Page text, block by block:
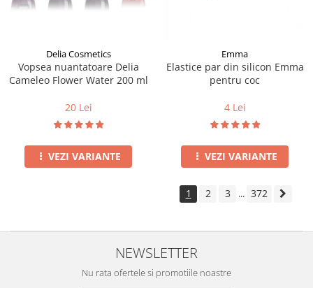
Delia Cosmetics
Vopsea nuantatoare Delia
Cameleo Flower Water 200 ml
20 Lei
VEZI VARIANTE
Emma
Elastice par din silicon Emma
pentru coc
4 Lei
VEZI VARIANTE
1 2 3 ... 372
NEWSLETTER
Nu rata ofertele si promotiile noastre